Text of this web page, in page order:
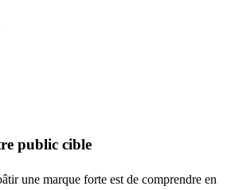
public cible
une marque forte est de comprendre en